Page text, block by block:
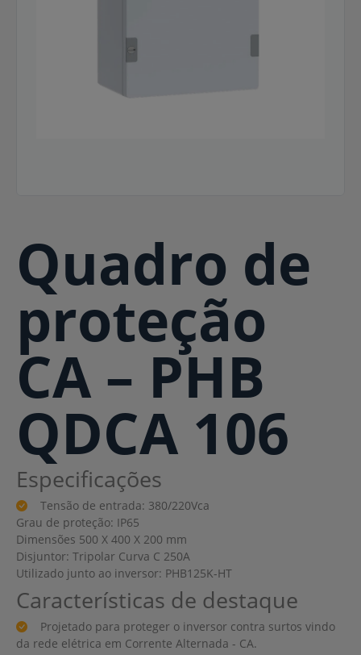
Quadro de
proteção
CA – PHB
QDCA 106
Especificações
Tensão de entrada: 380/220Vca
Grau de proteção: IP65
Dimensões 500 X 400 X 200 mm
Disjuntor: Tripolar Curva C 250A
Utilizado junto ao inversor: PHB125K-HT
Características de destaque
Projetado para proteger o inversor contra surtos vindo
da rede elétrica em Corrente Alternada - CA.